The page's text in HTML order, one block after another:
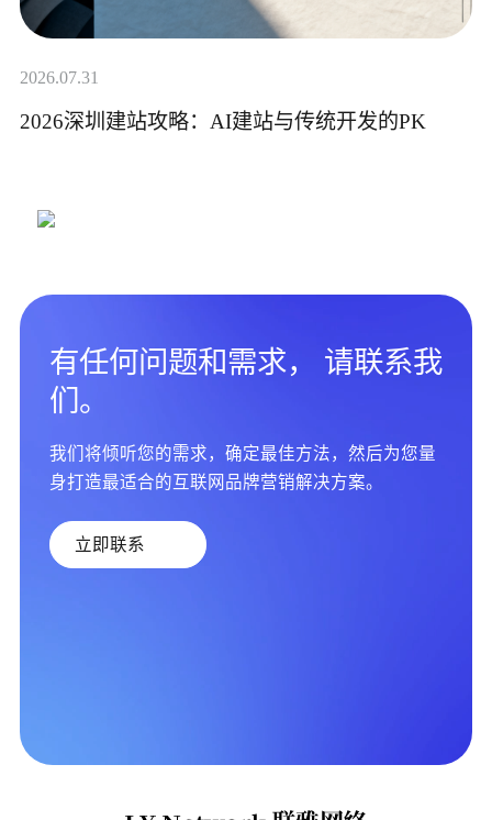
2026.07.31
2026深圳建站攻略：AI建站与传统开发的PK
有任何问题和需求， 请联系我
们。
我们将倾听您的需求，确定最佳方法，然后为您量
身打造最适合的互联网品牌营销解决方案。
立即联系